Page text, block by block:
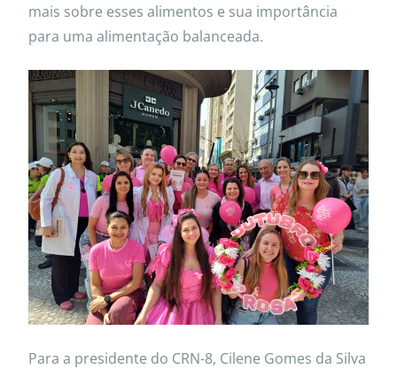
mais sobre esses alimentos e sua importância
para uma alimentação balanceada.
Para a presidente do CRN-8, Cilene Gomes da Silva